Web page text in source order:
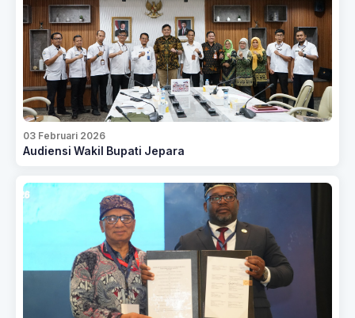
03 Februari 2026
Audiensi Wakil Bupati Jepara